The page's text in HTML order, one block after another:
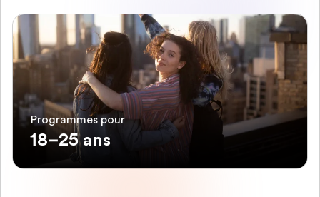
Programmes pour
18–25 ans